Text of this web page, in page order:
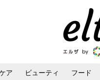
ア ビューティ フード